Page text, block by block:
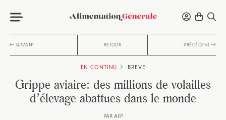
SUIVANT RETOUR PRÉCÉDENT
EN CONTINU BRÈVE
Grippe aviaire: des millions de volailles
d’élevage abattues dans le monde
PAR AFP